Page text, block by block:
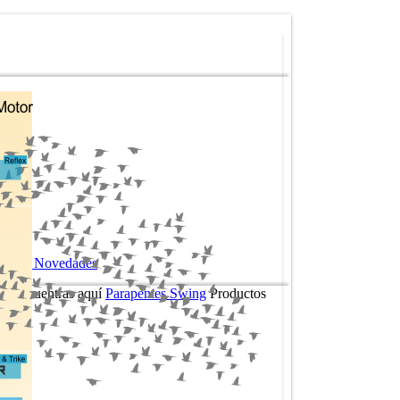
Novedades
encuentras aquíParapentes Swing Productos